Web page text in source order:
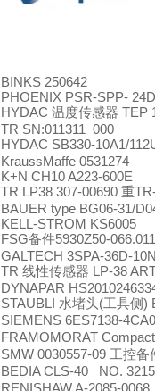
BINKS 250642
PHOENIX PSR-SPP-
HYDAC 温度传感器 TEP
TR SN:011311 000
HYDAC SB330-10A1/
KraussMaffe 0531274
K+N CH10 A223-600E
TR LP38 307-00690 重
BAUER type BG06-31/
KELL-STROM KS6005
FSG备件5930Z50-
GALTECH 3SPA-36D-
TR 线性传感器 LP-38
DYNAPAR
STAUBLI 水堵头(工具侧)
SIEMENS 6ES7138-
FRAMOMORAT
SMW 0030557-09 工控备
BEDIA CLS-40 NO.
RENISHAW A-2085-0068